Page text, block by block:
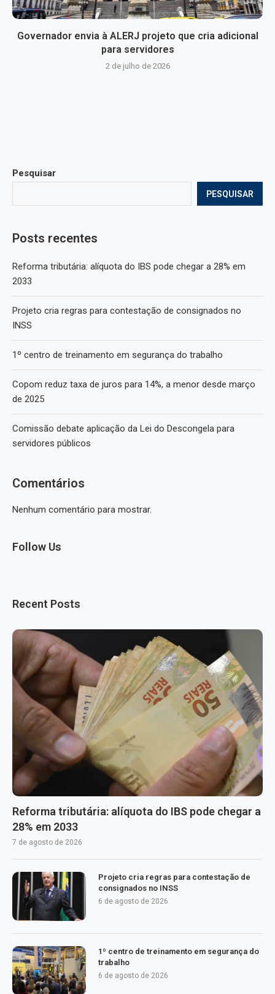
Governador envia à ALERJ projeto que cria adicional
para servidores
2 de julho de 2026
Pesquisar
PESQUISAR
Posts recentes
Reforma tributária: alíquota do IBS pode chegar a 28% em
2033
Projeto cria regras para contestação de consignados no
INSS
1º centro de treinamento em segurança do trabalho
Copom reduz taxa de juros para 14%, a menor desde março
de 2025
Comissão debate aplicação da Lei do Descongela para
servidores públicos
Comentários
Nenhum comentário para mostrar.
Follow Us
Recent Posts
Reforma tributária: alíquota do IBS pode chegar a
28% em 2033
7 de agosto de 2026
Projeto cria regras para contestação de
consignados no INSS
6 de agosto de 2026
1º centro de treinamento em segurança do
trabalho
6 de agosto de 2026